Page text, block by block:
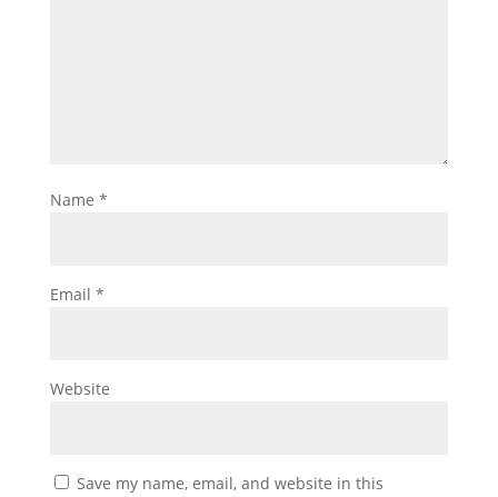
Name *
Email *
Website
Save my name, email, and website in this